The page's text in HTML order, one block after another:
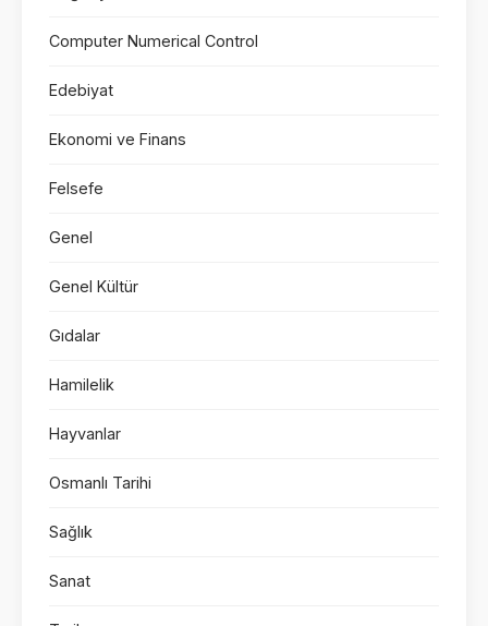
Computer Numerical Control
Edebiyat
Ekonomi ve Finans
Felsefe
Genel
Genel Kültür
Gıdalar
Hamilelik
Hayvanlar
Osmanlı Tarihi
Sağlık
Sanat